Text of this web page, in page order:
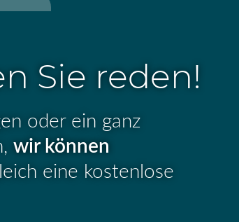
Sie reden!
oder ein ganz
wir können
eine kostenlose